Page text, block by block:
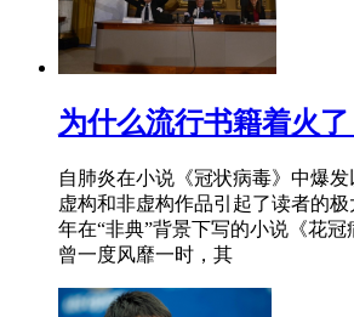
为什么流行书籍着火了
自肺炎在小说《冠状病毒》中爆
虚构和非虚构作品引起了读者的
年在“非典”背景下写的小说《花冠
曾一度风靡一时，其